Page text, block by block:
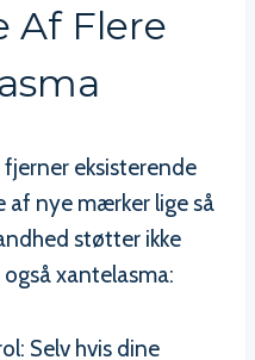
Af Flere
eksisterende
af nye mærker lige så
støtter ikke
xantelasma:
Selv hvis dine